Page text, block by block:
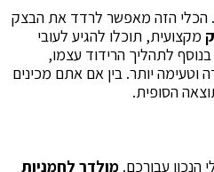
. הכלי הזה מאפשר לרדד את הבצק
מקצועית, תוכלו להגיע לעובי
לתהליך הרידוד עצמו,
יותר. בין אם אתם מכינים
הסופית.
הנכון עבורכם. מולדר לחמניות